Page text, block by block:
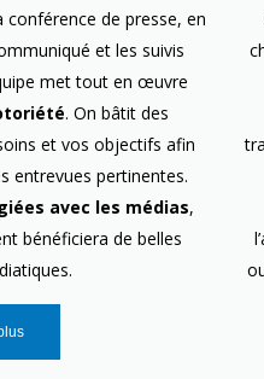
de presse, en
et les suivis
met tout en œuvre
. On bâtit des
et vos objectifs afin
entrevues pertinentes.
avec les médias,
bénéficiera de belles